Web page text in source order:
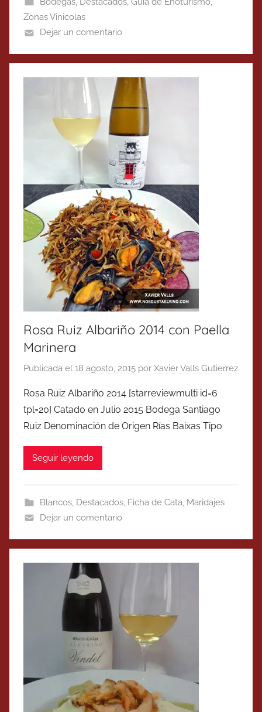
Zonas Vinicolas
Dejar un comentario
Rosa Ruiz Albariño 2014 con Paella
Marinera
Publicada el 18 agosto, 2015 por Xavier Valls Gutierrez
Rosa Ruiz Albariño 2014 [starreviewmulti id=6
tpl=20] Catado en Julio 2015 Bodega Santiago
Ruiz Denominación de Origen Rías Baixas Tipo
Seguir leyendo
Blancos, Destacados, Ficha de Cata Maridajes
Dejar un comentario